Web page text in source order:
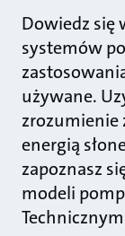
Dowiedz się
systemów
używane.
zrozumienie
energią
zapoznasz
modeli